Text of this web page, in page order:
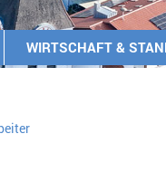
WIRTSCHAFT &